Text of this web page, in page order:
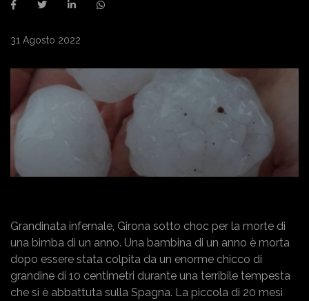
31 Agosto 2022
Grandinata infernale, Girona sotto choc per la morte di
una bimba di un anno. Una bambina di un anno è morta
dopo essere stata colpita da un enorme chicco di
grandine di 10 centimetri durante una terribile tempesta
che si è abbattuta sulla Spagna. La piccola di 20 mesi